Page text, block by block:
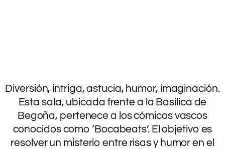
Diversión, intriga, astucia, humor, imaginación.
Esta sala, ubicada frente a la Basílica de
Begoña, pertenece a los cómicos vascos
conocidos como ‘Bocabeats’. El objetivo es
resolver un misterio entre risas y humor en el